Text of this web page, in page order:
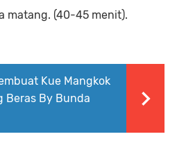
matang. (40-45 menit).
Kue Mangkok
Beras By Bunda